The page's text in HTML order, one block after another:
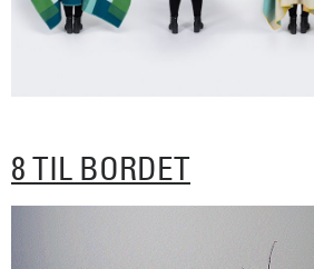
8 TIL BORDET